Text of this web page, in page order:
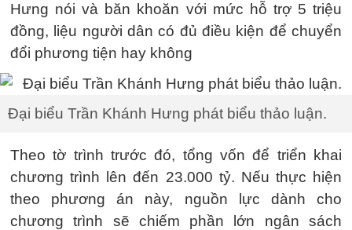
Hưng nói và băn khoăn với mức hỗ trợ 5 triệu
đồng, liệu người dân có đủ điều kiện để chuyển
đổi phương tiện hay không
Đại biểu Trần Khánh Hưng phát biểu thảo luận.
Theo tờ trình trước đó, tổng vốn để triển khai
chương trình lên đến 23.000 tỷ. Nếu thực hiện
theo phương án này, nguồn lực dành cho
chương trình sẽ chiếm phần lớn ngân sách